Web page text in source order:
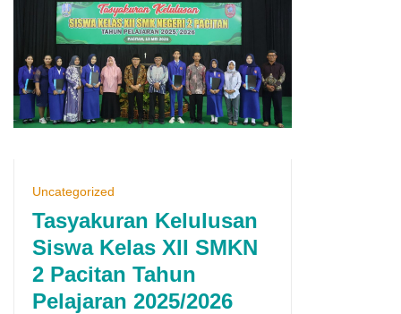
Uncategorized
Tasyakuran Kelulusan
Siswa Kelas XII SMKN
2 Pacitan Tahun
Pelajaran 2025/2026